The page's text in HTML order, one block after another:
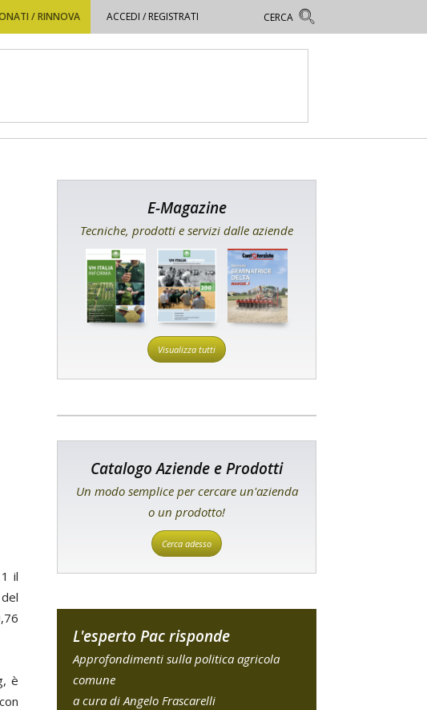
/ RINNOVA ACCEDI / REGISTRATI
il
è
E-Magazine
Tecniche, prodotti e servizi dalle aziende
Visualizza tutti
Catalogo Aziende e Prodotti
Un modo semplice per cercare un'azienda
o un prodotto!
Cerca adesso
L'esperto Pac risponde
Approfondimenti sulla politica agricola
comune
a cura di Angelo Frascarelli